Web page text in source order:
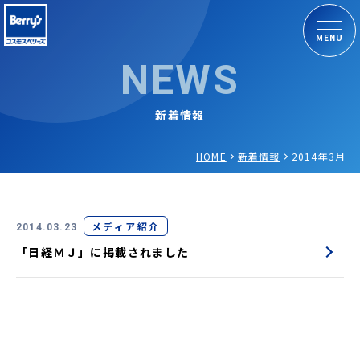
MENU
NEWS
新着情報
HOME 新着情報 2014年3月
2014.03.23 メディア紹介
「日経ＭＪ」に掲載されました